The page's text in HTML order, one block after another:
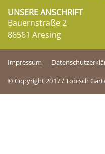
UNSERE ANSCHRIFT
Bauernstraße 2
86561 Aresing
© Copyright 2017 / Tobisch
Impressum